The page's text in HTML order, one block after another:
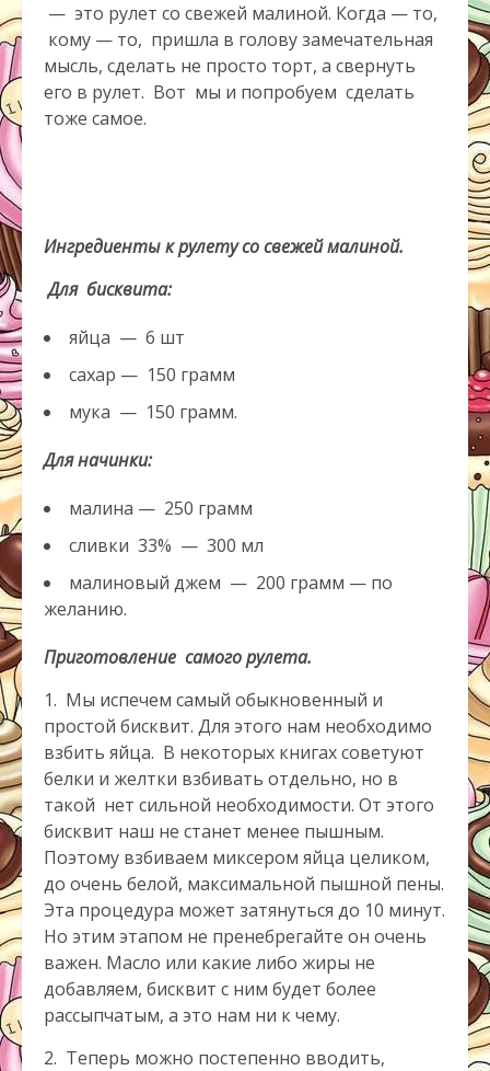
— это рулет со свежей малиной. Когда — то,
кому — то, пришла в голову замечательная
мысль, сделать не просто торт, а свернуть
его в рулет. Вот мы и попробуем сделать
тоже самое.
Ингредиенты к рулету со свежей малиной.
Для бисквита:
яйца — 6 шт
сахар — 150 грамм
мука — 150 грамм.
Для начинки:
малина — 250 грамм
сливки 33% — 300 мл
малиновый джем — 200 грамм — по
желанию.
Приготовление самого рулета.
1. Мы испечем самый обыкновенный и
простой бисквит. Для этого нам необходимо
взбить яйца. В некоторых книгах советуют
белки и желтки взбивать отдельно, но в
такой нет сильной необходимости. От этого
бисквит наш не станет менее пышным.
Поэтому взбиваем миксером яйца целиком,
до очень белой, максимальной пышной пены.
Эта процедура может затянуться до 10 минут.
Но этим этапом не пренебрегайте он очень
важен. Масло или какие либо жиры не
добавляем, бисквит с ним будет более
рассыпчатым, а это нам ни к чему.
2. Теперь можно постепенно вводить,